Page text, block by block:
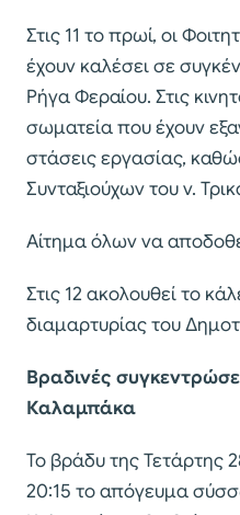
Στις 11 το πρωί, οι
έχουν καλέσει σε
Ρήγα Φεραίου. Στις
σωματεία που έχουν
στάσεις εργασίας,
Συνταξιούχων του ν.
Αίτημα όλων να
Στις 12 ακολουθεί το
διαμαρτυρίας του
Βραδινές
Καλαμπάκα
Το βράδυ της Τετάρτης
20:15 το απόγευμα